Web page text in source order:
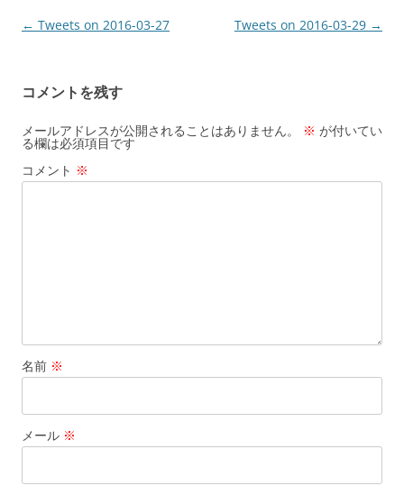
投
ビ
ゲ
ー
シ
← Tweets on 2016-03-27 Tweets on 2016-03-29 →
コメントを残す
メールアドレスが公開されることはありません。 ※ が付いてい
る欄は必須項目です
コメント ※
名前 ※
メール ※